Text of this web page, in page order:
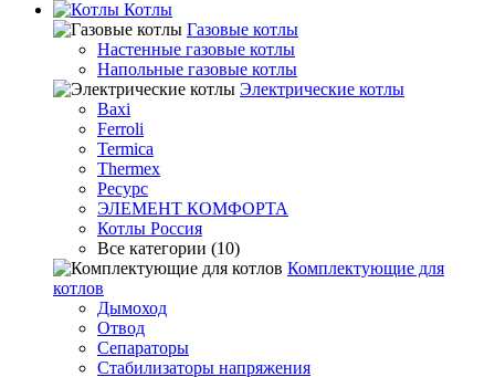
Котлы
Гaзовые котлы
Настенные газовые котлы
Напольные газовые котлы
Электрические котлы
Baxi
Ferroli
Termica
Thermex
Ресурс
ЭЛЕМЕНТ КОМФОРТА
Котлы Россия
Все категории (10)
Комплектующие для
котлов
Дымоход
Отвод
Сепараторы
Стабилизаторы напряжения